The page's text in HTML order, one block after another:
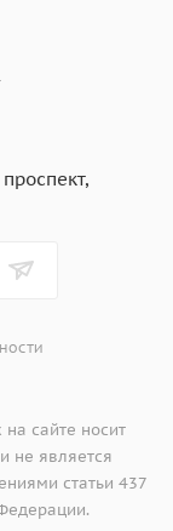
сайте носит
не является
статьи 437